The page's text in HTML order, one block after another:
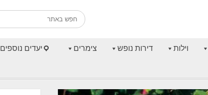
וילות דירות נופש צימרים יעדים נוספים